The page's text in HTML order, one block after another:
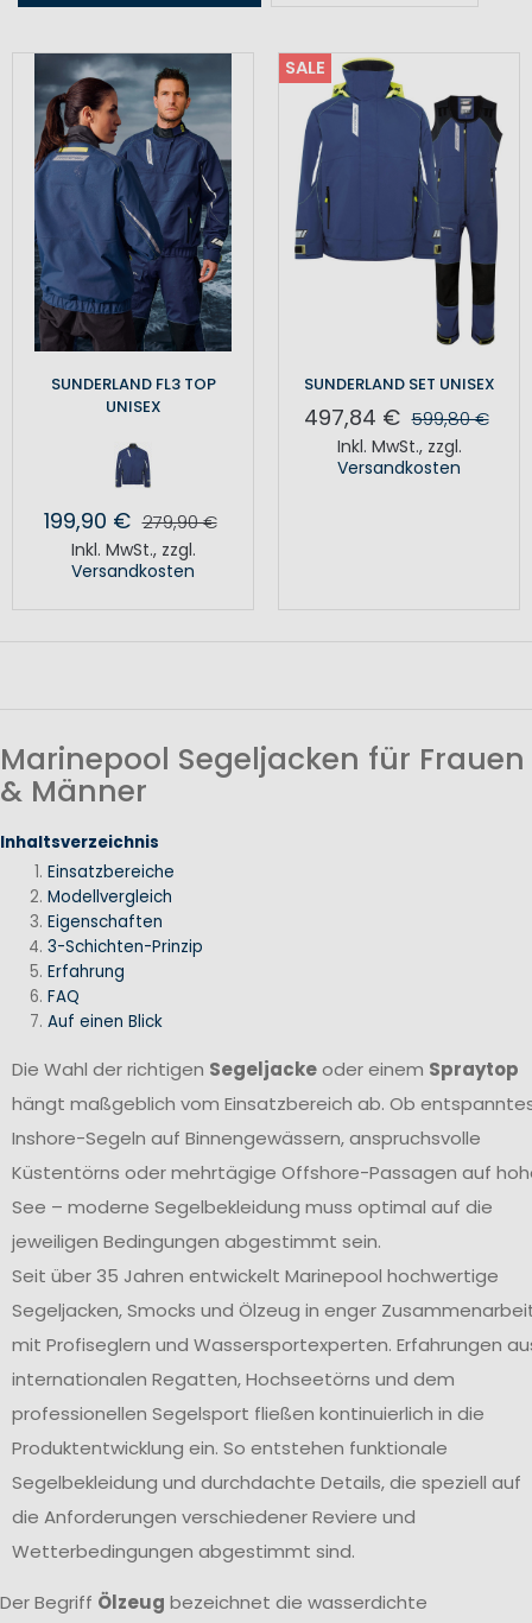
SUNDERLAND FL3 TOP
UNISEX
199,90 € 279,90 €
Inkl. MwSt., zzgl.
Versandkosten
SALE
SUNDERLAND SET UNISEX
497,84 € 599,80 €
Inkl. MwSt., zzgl.
Versandkosten
Marinepool Segeljacken für Frauen
& Männer
Inhaltsverzeichnis
Einsatzbereiche
Modellvergleich
Eigenschaften
3-Schichten-Prinzip
Erfahrung
FAQ
Auf einen Blick
Die Wahl der richtigen Segeljackeoder einem Spraytop
hängt maßgeblich vom Einsatzbereich ab. Ob
Inshore-Segeln auf Binnengewässern, anspruchsvolle
Küstentörns oder mehrtägige Offshore-Passagen auf
See – moderne Segelbekleidung muss optimal auf die
jeweiligen Bedingungen abgestimmt sein.
Seit über 35 Jahren entwickelt Marinepool hochwertige
Segeljacken, Smocks und Ölzeug in enger
mit Profiseglern und Wassersportexperten. Erfahrungen
internationalen Regatten, Hochseetörns und dem
professionellen Segelsport fließen kontinuierlich in die
Produktentwicklung ein. So entstehen funktionale
Segelbekleidung und durchdachte Details, die speziell auf
die Anforderungen verschiedener Reviere und
Wetterbedingungen abgestimmt sind.
Der Begriff Ölzeug bezeichnet die wasserdichte